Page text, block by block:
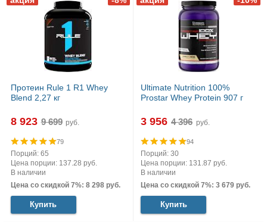
Протеин Rule 1 R1 Whey
Blend 2,27 кг
8 923 руб.
79
Порций: 65
Цена порции: 137.28 руб.
В наличии
Цена со скидкой 7%: 8 298 руб.
Купить
Ultimate Nutrition 100%
Prostar Whey Protein 907 г
3 956 руб.
94
Порций: 30
Цена порции: 131.87 руб.
В наличии
Цена со скидкой 7%: 3 679 руб.
Купить